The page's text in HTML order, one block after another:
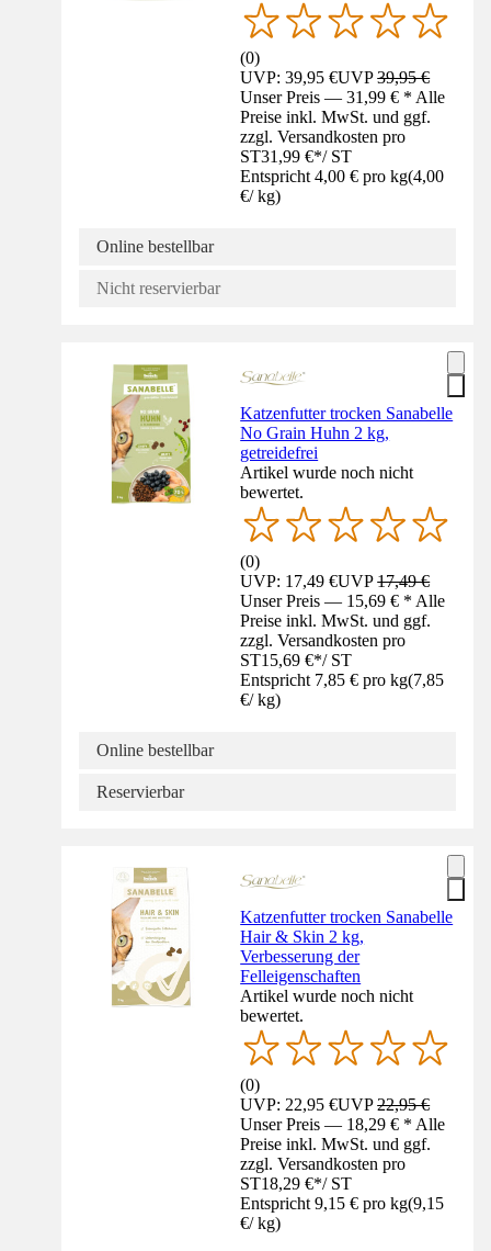
(0)
UVP: 39,95 €UVP39,95 €
Unser Preis — 31,99 € * Alle
Preise inkl. MwSt. und ggf.
zzgl. Versandkosten pro
ST31,99 €*/ ST
Entspricht 4,00 € pro kg(4,00
€/ kg)
Online bestellbar
Nicht reservierbar
Katzenfutter trocken Sanabelle
No Grain Huhn 2 kg,
getreidefrei
Artikel wurde noch nicht
bewertet.
(0)
UVP: 17,49 €UVP17,49 €
Unser Preis — 15,69 € * Alle
Preise inkl. MwSt. und ggf.
zzgl. Versandkosten pro
ST15,69 €*/ ST
Entspricht 7,85 € pro kg(7,85
€/ kg)
Online bestellbar
Reservierbar
Katzenfutter trocken Sanabelle
Hair & Skin 2 kg,
Verbesserung der
Felleigenschaften
Artikel wurde noch nicht
bewertet.
(0)
UVP: 22,95 €UVP22,95 €
Unser Preis — 18,29 € * Alle
Preise inkl. MwSt. und ggf.
zzgl. Versandkosten pro
ST18,29 €*/ ST
Entspricht 9,15 € pro kg(9,15
€/ kg)